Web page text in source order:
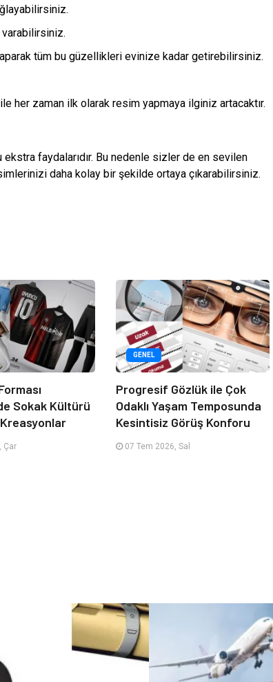
varabilirsiniz.
tüm bu güzellikleri evinize kadar getirebilirsiniz.
her zaman ilk olarak resim yapmaya ilginiz artacaktır.
faydalarıdır. Bu nedenle sizler de en sevilen
daha kolay bir şekilde ortaya çıkarabilirsiniz.
Sokak Kültürü
Çar
GENEL
Progresif Gözlük ile Çok
Odaklı Yaşam Temposunda
Kesintisiz Görüş Konforu
07 Tem 2026, Sal